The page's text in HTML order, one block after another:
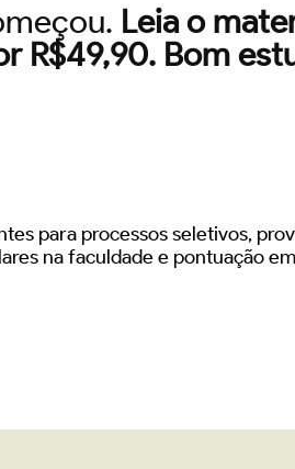
Leia o
R$49,90. Bom
para processos seletivos,
na faculdade e pontuação